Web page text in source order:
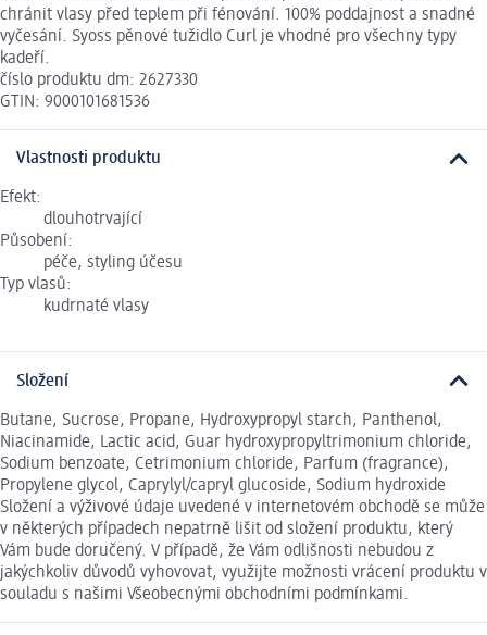
chránit vlasy před teplem při fénování. 100% poddajnost a snadné
vyčesání. Syoss pěnové tužidlo Curl je vhodné pro všechny typy
kadeří.
číslo produktu dm: 2627330
GTIN: 9000101681536
Vlastnosti produktu
Efekt:
dlouhotrvající
Působení:
péče, styling účesu
Typ vlasů:
kudrnaté vlasy
Složení
Butane, Sucrose, Propane, Hydroxypropyl starch, Panthenol,
Niacinamide, Lactic acid, Guar hydroxypropyltrimonium chloride,
Sodium benzoate, Cetrimonium chloride, Parfum (fragrance),
Propylene glycol, Caprylyl/capryl glucoside, Sodium hydroxide
Složení a výživové údaje uvedené v internetovém obchodě se může
v některých případech nepatrně lišit od složení produktu, který
Vám bude doručený. V případě, že Vám odlišnosti nebudou z
jakýchkoliv důvodů vyhovovat, využijte možnosti vrácení produktu v
souladu s našimi Všeobecnými obchodními podmínkami.